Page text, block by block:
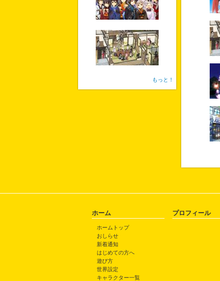
もっと！
ホーム
ホームトップ
おしらせ
新着通知
はじめての方へ
遊び方
世界設定
キャラクター一覧
プロフィール